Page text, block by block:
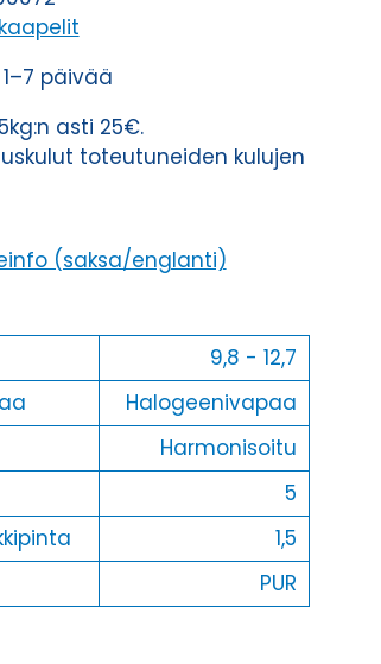
päivää
asti 25€.
toteutuneiden kulujen
(saksa/englanti)
9,8 - 12,7
Halogeenivapaa
Harmonisoitu
5
1,5
PUR